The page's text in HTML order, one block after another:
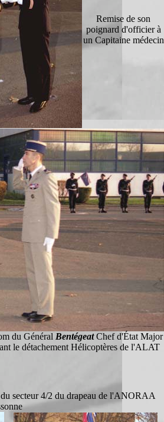
Remise de son
poignard d'officier à
un Capitaine médecin
du Général BentégeatChef d'État Major
le détachement Hélicoptères de l'ALAT
secteur 4/2 du drapeau de l'ANORAA